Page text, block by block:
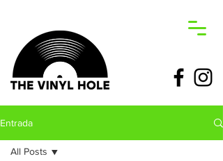
Entrada
All Posts